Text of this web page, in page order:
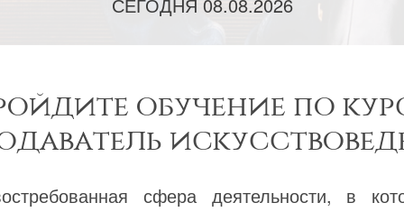
обучение по
сфера деятельности, в